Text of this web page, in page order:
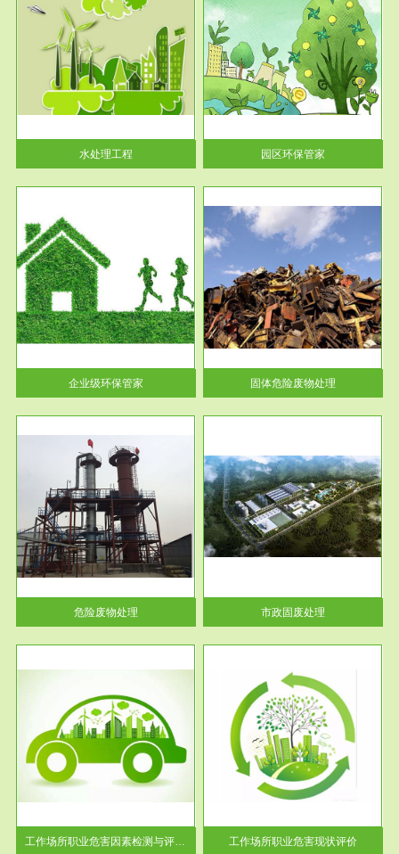
水处理工程
服务范围
园区环保管家
2016 年 4 月，环保部下发《关
于积极发挥环境保护作用促进供
给侧结...
园区环保管家
企业级环保管家
服务范围
固体危险废物处理
固体废物解释：固体废物是指人
们在生产建设、日常生活和其他
活动中...
固体危险废物处理
危险废物处理
服务范围
市政固废处理
蔚蓝生态环境科技所从事的市政
废物处理业务包括市政废物的处
理处...
市政固废处理
工作场所职业危害因素检测与评价...
服务范围
工作场所职业危害现状评价
【现状评价意义】：具体因素---
-通过质谱分析等多种手段明确
工作场...
工作场所职业危害现状评价